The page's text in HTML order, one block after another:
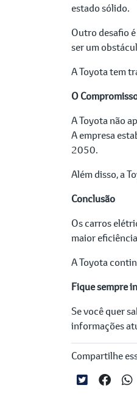
estado sólido.
Outro desafio
ser um
A Toyota tem
O
A Toyota não
A empresa
2050.
Além disso, a
Conclusão
Os carros
maior
A Toyota
Fique sempre
Se você quer
informações
Compartilhe